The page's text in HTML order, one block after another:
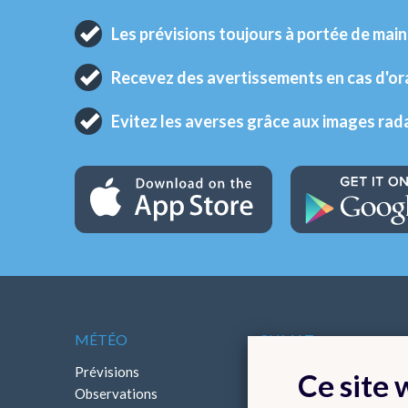
Les prévisions toujours à portée de main
Recevez des avertissements en cas
Evitez les averses grâce aux images
MÉTÉO
Prévisions
Observations
CLIMAT
Cartes climatologiques
Bilans climatologiques
Ce site